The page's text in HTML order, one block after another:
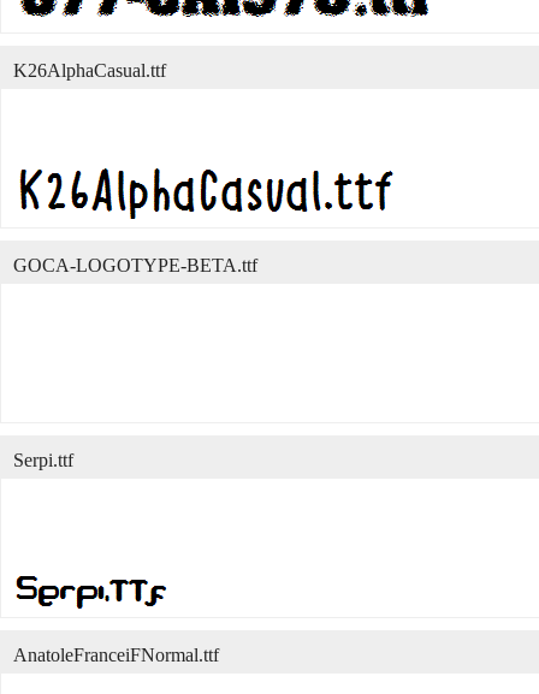
K26AlphaCasual.ttf
GOCA-LOGOTYPE-BETA.ttf
Serpi.ttf
AnatoleFranceiFNormal.ttf